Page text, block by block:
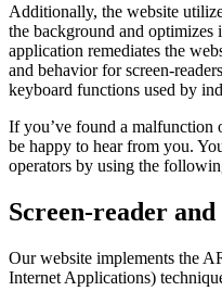
Additionally, the website
the background and
application remediates the
and behavior for screen-
keyboard functions used by
If you’ve found a malfunction
be happy to hear from you.
operators by using the
Screen-reader
Our website implements the
Internet Applications)